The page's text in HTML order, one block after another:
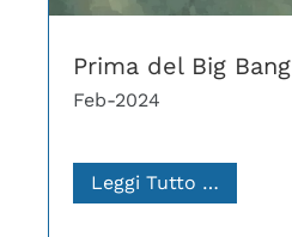
Prima del Big Bang
Feb-2024
Leggi Tutto …